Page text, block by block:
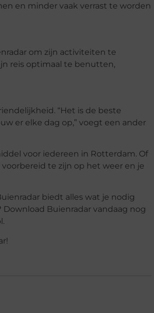
en minder vaak verrast te worden
om zijn activiteiten te
reis optimaal te benutten,
“Het is de beste
er elke dag op,” voegt een ander
voor iedereen in Rotterdam. Of
te zijn op het weer en je
biedt alles wat je nodig
Buienradar vandaag nog